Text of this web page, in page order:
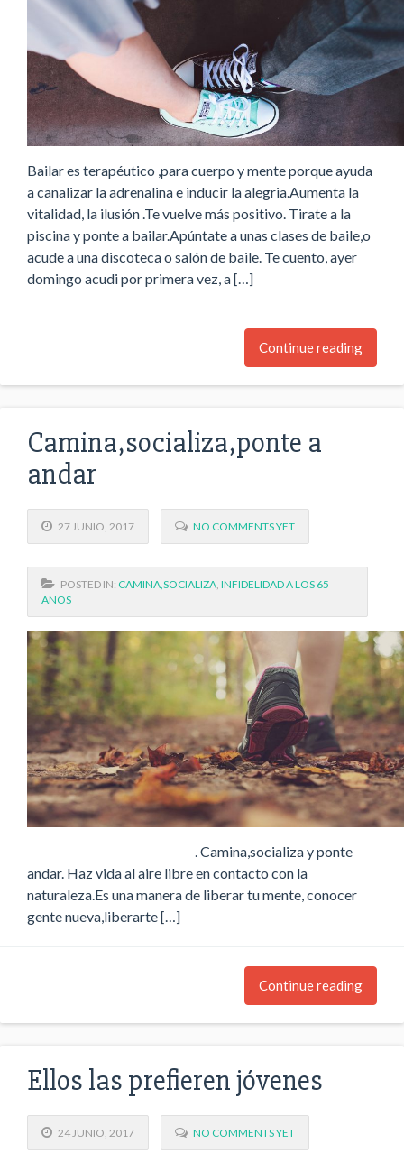
Bailar es terapéutico ,para cuerpo y mente porque ayuda
a canalizar la adrenalina e inducir la alegria.Aumenta la
vitalidad, la ilusión .Te vuelve más positivo. Tirate a la
piscina y ponte a bailar.Apúntate a unas clases de baile,o
acude a una discoteca o salón de baile. Te cuento, ayer
domingo acudi por primera vez, a […]
Continue reading
Camina,socializa,ponte a
andar
27 JUNIO, 2017 NO COMMENTS YET
POSTED IN: CAMINA,SOCIALIZA INFIDELIDAD A LOS 65
AÑOS
. Camina,socializa y ponte
andar. Haz vida al aire libre en contacto con la
naturaleza.Es una manera de liberar tu mente, conocer
gente nueva,liberarte […]
Continue reading
Ellos las prefieren jóvenes
24 JUNIO, 2017 NO COMMENTS YET